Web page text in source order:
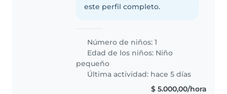
este perfil completo.
Número de niños: 1
Edad de los niños: Niño
pequeño
Última actividad: hace 5 días
$ 5.000,00/hora